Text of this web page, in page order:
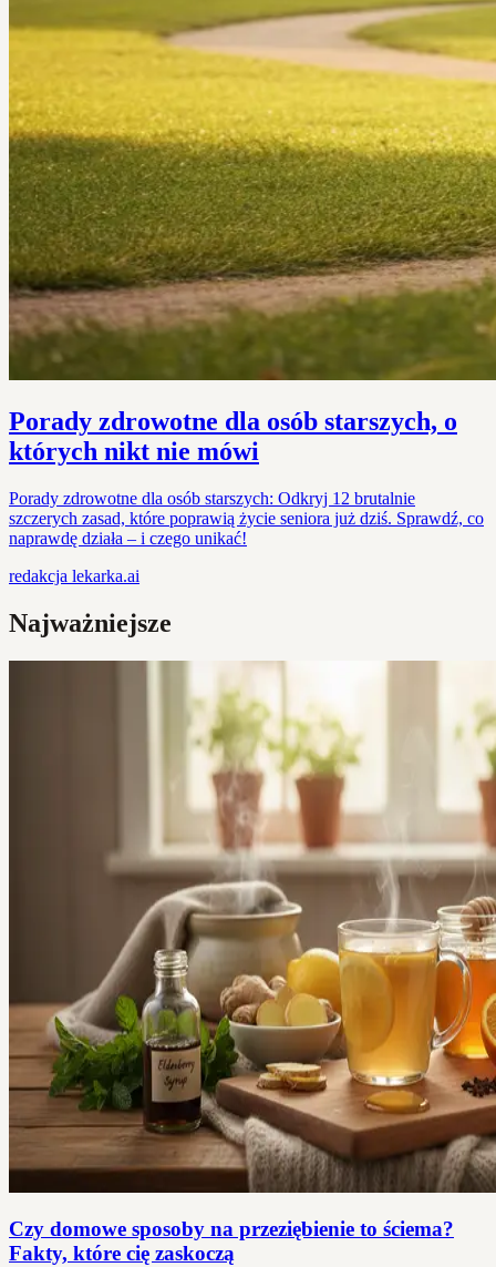
Porady zdrowotne dla osób starszych, o
których nikt nie mówi
Porady zdrowotne dla osób starszych: Odkryj 12 brutalnie
szczerych zasad, które poprawią życie seniora już dziś. Sprawdź, co
naprawdę działa – i czego unikać!
redakcja lekarka.ai
Najważniejsze
Czy domowe sposoby na przeziębienie to ściema?
Fakty, które cię zaskoczą